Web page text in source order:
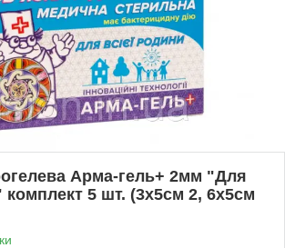
Арма-гель+ 2мм "Для
комплект 5 шт. (3х5см 2, 6х5см